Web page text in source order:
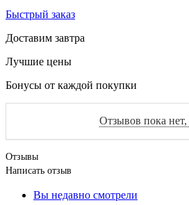
Быстрый заказ
Доставим завтра
Лучшие цены
Бонусы от каждой покупки
Отзывов пока
Отзывы
Написать отзыв
Вы недавно смотрели